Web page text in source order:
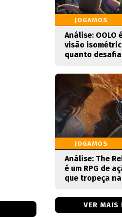
JOGAMOS
Análise: OOLO
visão
quanto
JOGAMOS
Análise: The
é um RPG de
que tropeça
VER MAIS